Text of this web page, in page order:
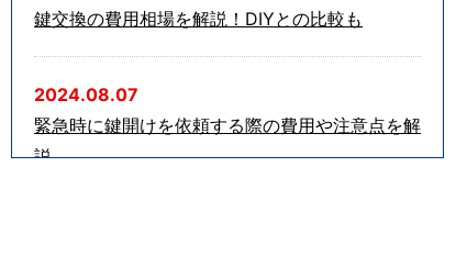
鍵交換の費用相場を解説！DIYとの比較も
2024.08.07
緊急時に鍵開けを依頼する際の費用や注意点を解
説